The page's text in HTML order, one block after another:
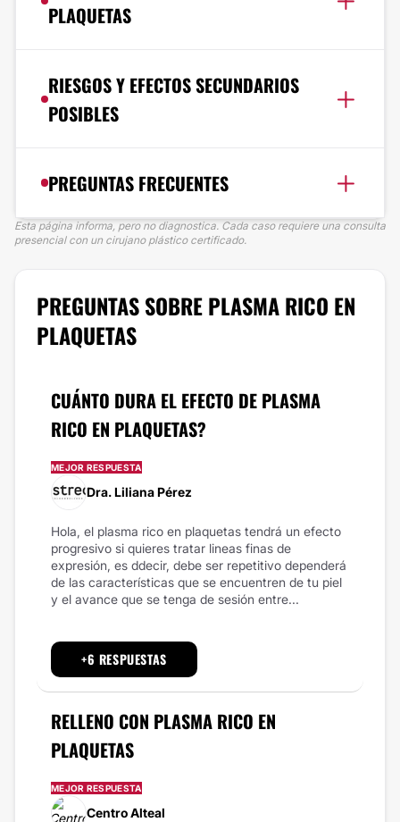
PLAQUETAS
RIESGOS Y EFECTOS SECUNDARIOS
POSIBLES
PREGUNTAS FRECUENTES
Esta página informa, pero no diagnostica. Cada caso requiere una consulta
presencial con un cirujano plástico certificado.
PREGUNTAS SOBRE PLASMA RICO EN
PLAQUETAS
CUÁNTO DURA EL EFECTO DE PLASMA
RICO EN PLAQUETAS?
MEJOR RESPUESTA
Dra. Liliana Pérez
Hola, el plasma rico en plaquetas tendrá un efecto
progresivo si quieres tratar lineas finas de
expresión, es ddecir, debe ser repetitivo dependerá
de las características que se encuentren de tu piel
y el avance que se tenga de sesión entre...
+6 RESPUESTAS
RELLENO CON PLASMA RICO EN
PLAQUETAS
MEJOR RESPUESTA
Centro Alteal